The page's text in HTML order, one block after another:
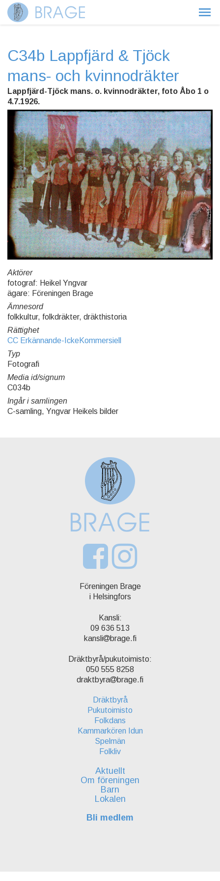
C34b Lappfjärd & Tjöck
mans- och kvinnodräkter
Lappfjärd-Tjöck mans. o. kvinnodräkter, foto Åbo 1 o
4.7.1926.
Aktörer
fotograf: Heikel Yngvar
ägare: Föreningen Brage
Ämnesord
folkkultur, folkdräkter, dräkthistoria
Rättighet
CC Erkännande-IckeKommersiell
Typ
Fotografi
Media id/signum
C034b
Ingår i samlingen
C-samling, Yngvar Heikels bilder
Föreningen Brage
i Helsingfors
Kansli:
09 636 513
kansli
brage.fi
Dräktbyrå/pukutoimisto:
050 555 8258
draktbyra
brage.fi
Dräktbyrå
Pukutoimisto
Folkdans
Kammarkören Idun
Spelmän
Folkliv
Aktuellt
Om föreningen
Barn
Lokalen
Bli medlem